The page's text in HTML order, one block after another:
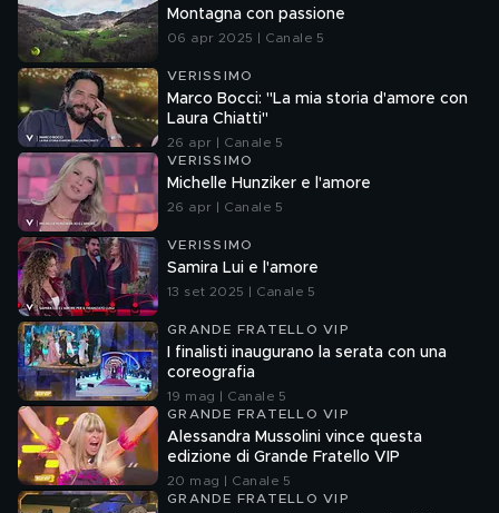
Montagna con passione
06 apr 2025 | Canale 5
VERISSIMO
Marco Bocci: "La mia storia d'amore con
Laura Chiatti"
26 apr | Canale 5
VERISSIMO
Michelle Hunziker e l'amore
26 apr | Canale 5
VERISSIMO
Samira Lui e l'amore
13 set 2025 | Canale 5
GRANDE FRATELLO VIP
I finalisti inaugurano la serata con una
coreografia
19 mag | Canale 5
GRANDE FRATELLO VIP
Alessandra Mussolini vince questa
edizione di Grande Fratello VIP
20 mag | Canale 5
GRANDE FRATELLO VIP